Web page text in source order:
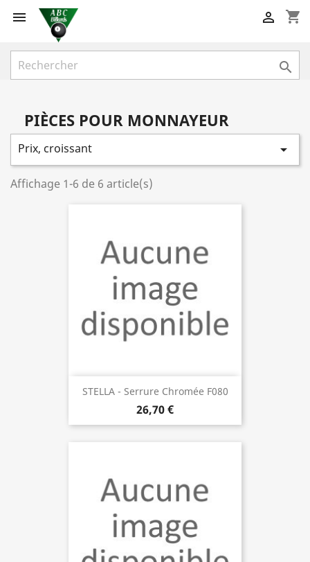
 shopping_cart


PIÈCES POUR MONNAYEUR
Prix, croissant 
Affichage 1-6 de 6 article(s)
STELLA - Serrure Chromée F080
26,70 €